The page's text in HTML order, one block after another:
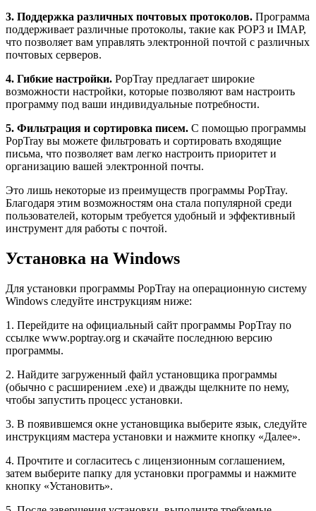
3. Поддержка различных почтовых протоколов. Программа
поддерживает различные протоколы, такие как POP3 и IMAP,
что позволяет вам управлять электронной почтой с различных
почтовых серверов.
4. Гибкие настройки. PopTray предлагает широкие
возможности настройки, которые позволяют вам настроить
программу под ваши индивидуальные потребности.
5. Фильтрация и сортировка писем. С помощью программы
PopTray вы можете фильтровать и сортировать входящие
письма, что позволяет вам легко настроить приоритет и
организацию вашей электронной почты.
Это лишь некоторые из преимуществ программы PopTray.
Благодаря этим возможностям она стала популярной среди
пользователей, которым требуется удобный и эффективный
инструмент для работы с почтой.
Установка на Windows
Для установки программы PopTray на операционную систему
Windows следуйте инструкциям ниже:
1. Перейдите на официальный сайт программы PopTray по
ссылке www.poptray.org и скачайте последнюю версию
программы.
2. Найдите загруженный файл установщика программы
(обычно с расширением .exe) и дважды щелкните по нему,
чтобы запустить процесс установки.
3. В появившемся окне установщика выберите язык, следуйте
инструкциям мастера установки и нажмите кнопку «Далее».
4. Прочтите и согласитесь с лицензионным соглашением,
затем выберите папку для установки программы и нажмите
кнопку «Установить».